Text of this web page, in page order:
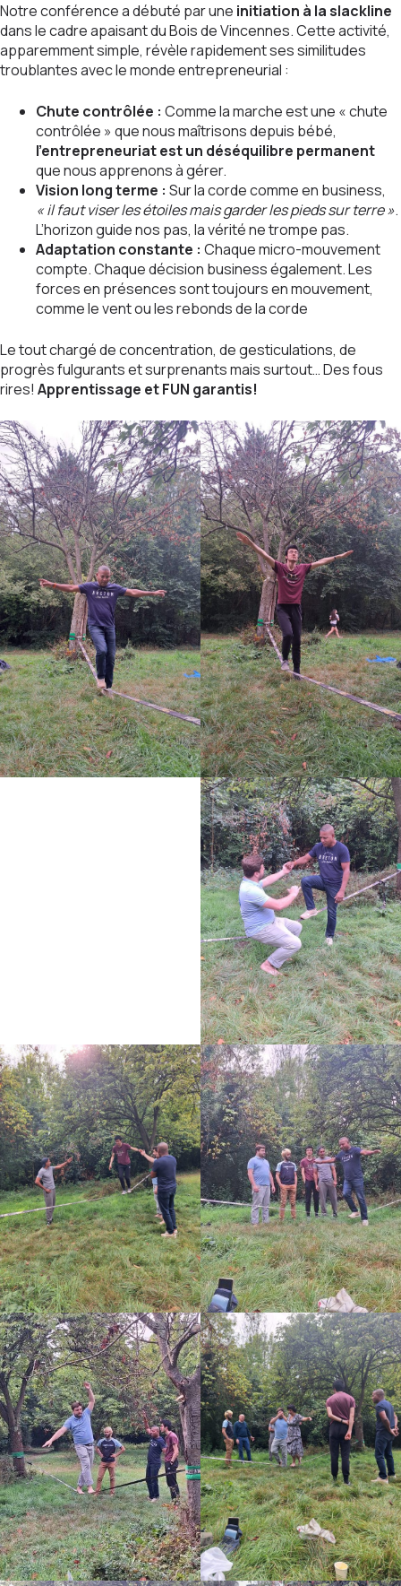
Notre conférence a débuté par une initiation à la slackline
dans le cadre apaisant du Bois de Vincennes. Cette activité,
apparemment simple, révèle rapidement ses similitudes
troublantes avec le monde entrepreneurial :
Chute contrôlée : Comme la marche est une « chute
contrôlée » que nous maîtrisons depuis bébé,
l’entrepreneuriat est un déséquilibre permanent
que nous apprenons à gérer.
Vision long terme : Sur la corde comme en business,
« il faut viser les étoiles mais garder les pieds sur terre ».
L’horizon guide nos pas, la vérité ne trompe pas.
Adaptation constante : Chaque micro-mouvement
compte. Chaque décision business également. Les
forces en présences sont toujours en mouvement,
comme le vent ou les rebonds de la corde
Le tout chargé de concentration, de gesticulations, de
progrès fulgurants et surprenants mais surtout… Des fous
rires! Apprentissage et FUN garantis!